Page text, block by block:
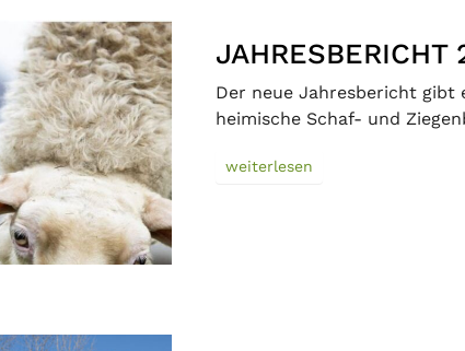
JAHRESBERICHT
Der neue Jahresbericht gibt
heimische Schaf- und
weiterlesen